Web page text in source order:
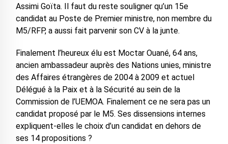
Assimi Goïta. Il faut du reste souligner qu’un 15e
candidat au Poste de Premier ministre, non membre du
M5/RFP, a aussi fait parvenir son CV à la junte.
Finalement l’heureux élu est Moctar Ouané, 64 ans,
ancien ambassadeur auprès des Nations unies, ministre
des Affaires étrangères de 2004 à 2009 et actuel
Délégué à la Paix et à la Sécurité au sein de la
Commission de l’UEMOA. Finalement ce ne sera pas un
candidat proposé par le M5. Ses dissensions internes
expliquent-elles le choix d’un candidat en dehors de
ses 14 propositions ?